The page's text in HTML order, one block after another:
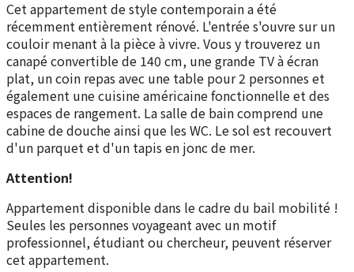
Cet appartement de style contemporain a été
récemment entièrement rénové. L'entrée s'ouvre sur un
couloir menant à la pièce à vivre. Vous y trouverez un
canapé convertible de 140 cm, une grande TV à écran
plat, un coin repas avec une table pour 2 personnes et
également une cuisine américaine fonctionnelle et des
espaces de rangement. La salle de bain comprend une
cabine de douche ainsi que les WC. Le sol est recouvert
d'un parquet et d'un tapis en jonc de mer.
Attention!
Appartement disponible dans le cadre du bail mobilité !
Seules les personnes voyageant avec un motif
professionnel, étudiant ou chercheur, peuvent réserver
cet appartement.